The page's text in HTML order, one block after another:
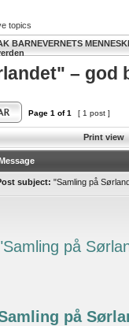
topics
BARNEVERNETS
– god
Page 1 of1 [ 1 post ]
Print view
subject: "Samling på
på
på